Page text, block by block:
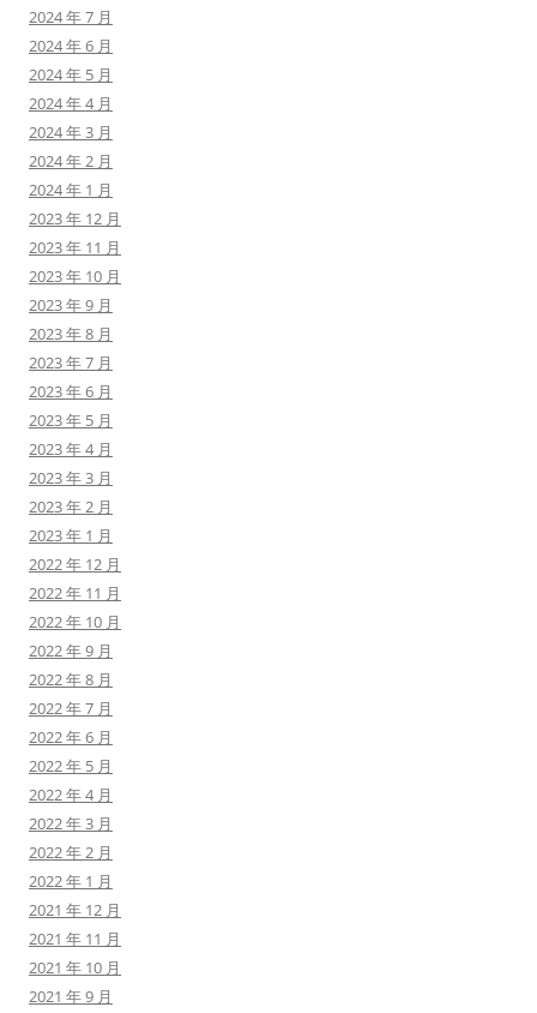
2024 年 7 月
2024 年 6 月
2024 年 5 月
2024 年 4 月
2024 年 3 月
2024 年 2 月
2024 年 1 月
2023 年 12 月
2023 年 11 月
2023 年 10 月
2023 年 9 月
2023 年 8 月
2023 年 7 月
2023 年 6 月
2023 年 5 月
2023 年 4 月
2023 年 3 月
2023 年 2 月
2023 年 1 月
2022 年 12 月
2022 年 11 月
2022 年 10 月
2022 年 9 月
2022 年 8 月
2022 年 7 月
2022 年 6 月
2022 年 5 月
2022 年 4 月
2022 年 3 月
2022 年 2 月
2022 年 1 月
2021 年 12 月
2021 年 11 月
2021 年 10 月
2021 年 9 月